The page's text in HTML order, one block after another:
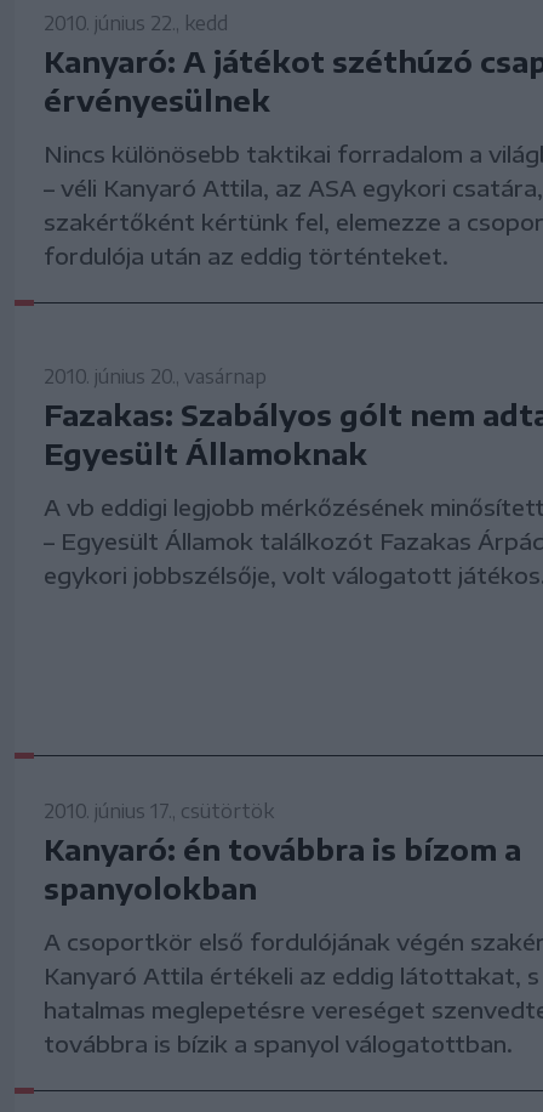
2010. június 22., kedd
Kanyaró: A játékot széthúzó
érvényesülnek
Nincs különösebb taktikai forradalom a
– véli Kanyaró Attila, az ASA egykori
szakértőként kértünk fel, elemezze a
fordulója után az eddig történteket.
2010. június 20., vasárnap
Fazakas: Szabályos gólt nem
Egyesült Államoknak
A vb eddigi legjobb mérkőzésének
– Egyesült Államok találkozót Fazakas
egykori jobbszélsője, volt válogatott
2010. június 17., csütörtök
Kanyaró: én továbbra is bízom a
spanyolokban
A csoportkör első fordulójának végén
Kanyaró Attila értékeli az eddig látottakat, s
hatalmas meglepetésre vereséget
továbbra is bízik a spanyol válogatottban.